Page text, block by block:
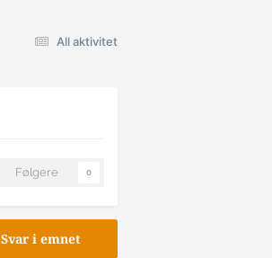
All aktivitet
Følgere 0
Svar i emnet